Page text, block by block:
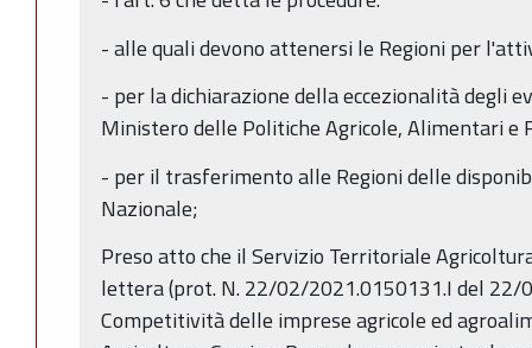
- alle quali devono attenersi le Regioni per
- per la dichiarazione della eccezionalità degli
Ministero delle Politiche Agricole, Alimentari e
- per il trasferimento alle Regioni delle
Nazionale;
Preso atto che il Servizio Territoriale
lettera (prot. N. 22/02/2021.0150131.I del 22/
Competitività delle imprese agricole ed